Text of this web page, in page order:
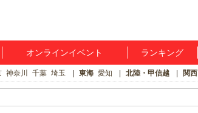
オンラインイベント ランキング
神奈川 千葉 埼玉 東海 愛知 北陸・甲信越 関西